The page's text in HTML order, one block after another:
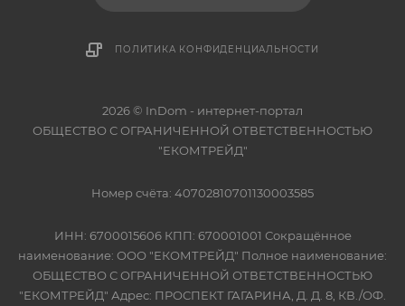
ПОЛИТИКА КОНФИДЕНЦИАЛЬНОСТИ
2026 © InDom - интернет-портал
ОБЩЕСТВО С ОГРАНИЧЕННОЙ ОТВЕТСТВЕННОСТЬЮ
"ЕКОМТРЕЙД"
Номер счёта: 40702810701130003585
ИНН: 6700015606 КПП: 670001001 Сокращённое
наименование: ООО "ЕКОМТРЕЙД" Полное наименование:
ОБЩЕСТВО С ОГРАНИЧЕННОЙ ОТВЕТСТВЕННОСТЬЮ
"ЕКОМТРЕЙД" Адрес: ПРОСПЕКТ ГАГАРИНА, Д. Д. 8, КВ./ОФ.